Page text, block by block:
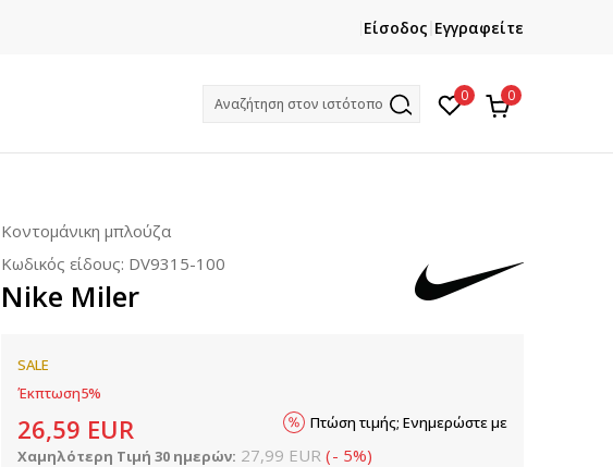
Και κερδίστε -10% με την πρώτη σας αγορά!
Είσοδος Εγγραφείτε
Αναζήτηση στον ιστότοπο 0 0
Κοντομάνικη μπλούζα
Κωδικός είδους: DV9315-100
Nike Miler
SALE
Έκπτωση5%
26,59 EUR
Χαμηλότερη Τιμή 30 ημερών: 27,99 EUR (- 5%)
Πτώση τιμής; Ενημερώστε με